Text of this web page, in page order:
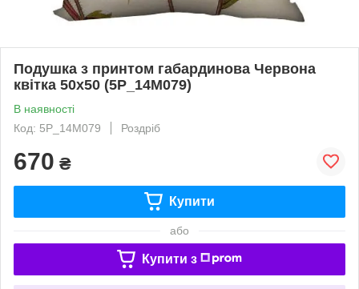
Подушка з принтом габардинова Червона
квітка 50x50 (5P_14M079)
В наявності
Код: 5P_14M079
Роздріб
670 ₴
Купити
або
Купити з